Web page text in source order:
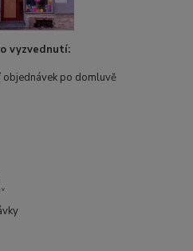
vyzvednutí:
po domluvě